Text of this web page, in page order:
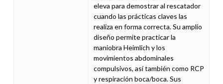
eleva para demostrar al rescatador
cuando las prácticas claves las
realiza en forma correcta. Su amplio
diseño permite practicar la
maniobra Heimlich y los
movimientos abdominales
compulsivos, así también como RCP
y respiración boca/boca. Sus